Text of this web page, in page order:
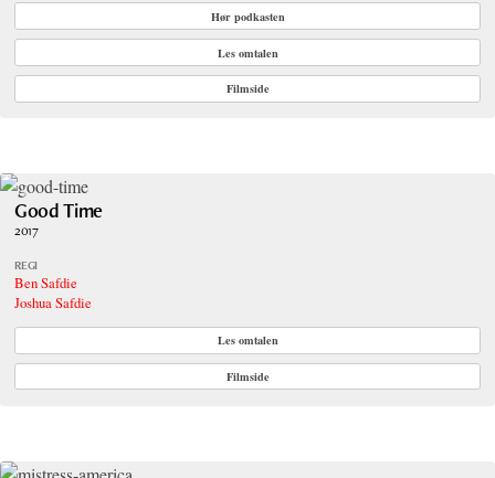
Hør podkasten
Les omtalen
Filmside
Good Time
2017
REGI
Ben Safdie
Joshua Safdie
Les omtalen
Filmside